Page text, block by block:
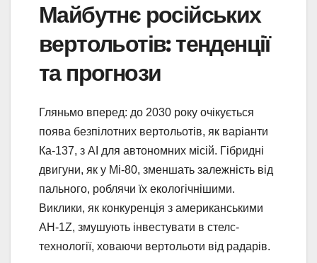
Майбутнє російських
вертольотів: тенденції
та прогнози
Гляньмо вперед: до 2030 року очікується
поява безпілотних вертольотів, як варіанти
Ка-137, з AI для автономних місій. Гібридні
двигуни, як у Мі-80, зменшать залежність від
пального, роблячи їх екологічнішими.
Виклики, як конкуренція з американськими
AH-1Z, змушують інвестувати в стелс-
технології, ховаючи вертольоти від радарів.